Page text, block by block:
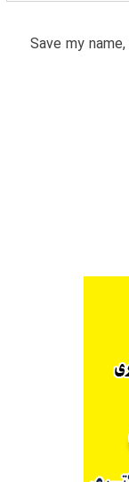
Save my